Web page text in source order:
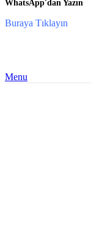
WhatsApp'dan Yazın
Buraya Tıklayın
Menu